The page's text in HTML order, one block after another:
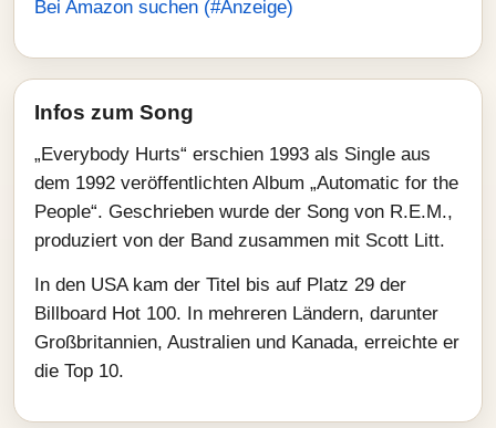
Bei Amazon suchen (#Anzeige)
Infos zum Song
„Everybody Hurts“ erschien 1993 als Single aus
dem 1992 veröffentlichten Album „Automatic for the
People“. Geschrieben wurde der Song von R.E.M.,
produziert von der Band zusammen mit Scott Litt.
In den USA kam der Titel bis auf Platz 29 der
Billboard Hot 100. In mehreren Ländern, darunter
Großbritannien, Australien und Kanada, erreichte er
die Top 10.